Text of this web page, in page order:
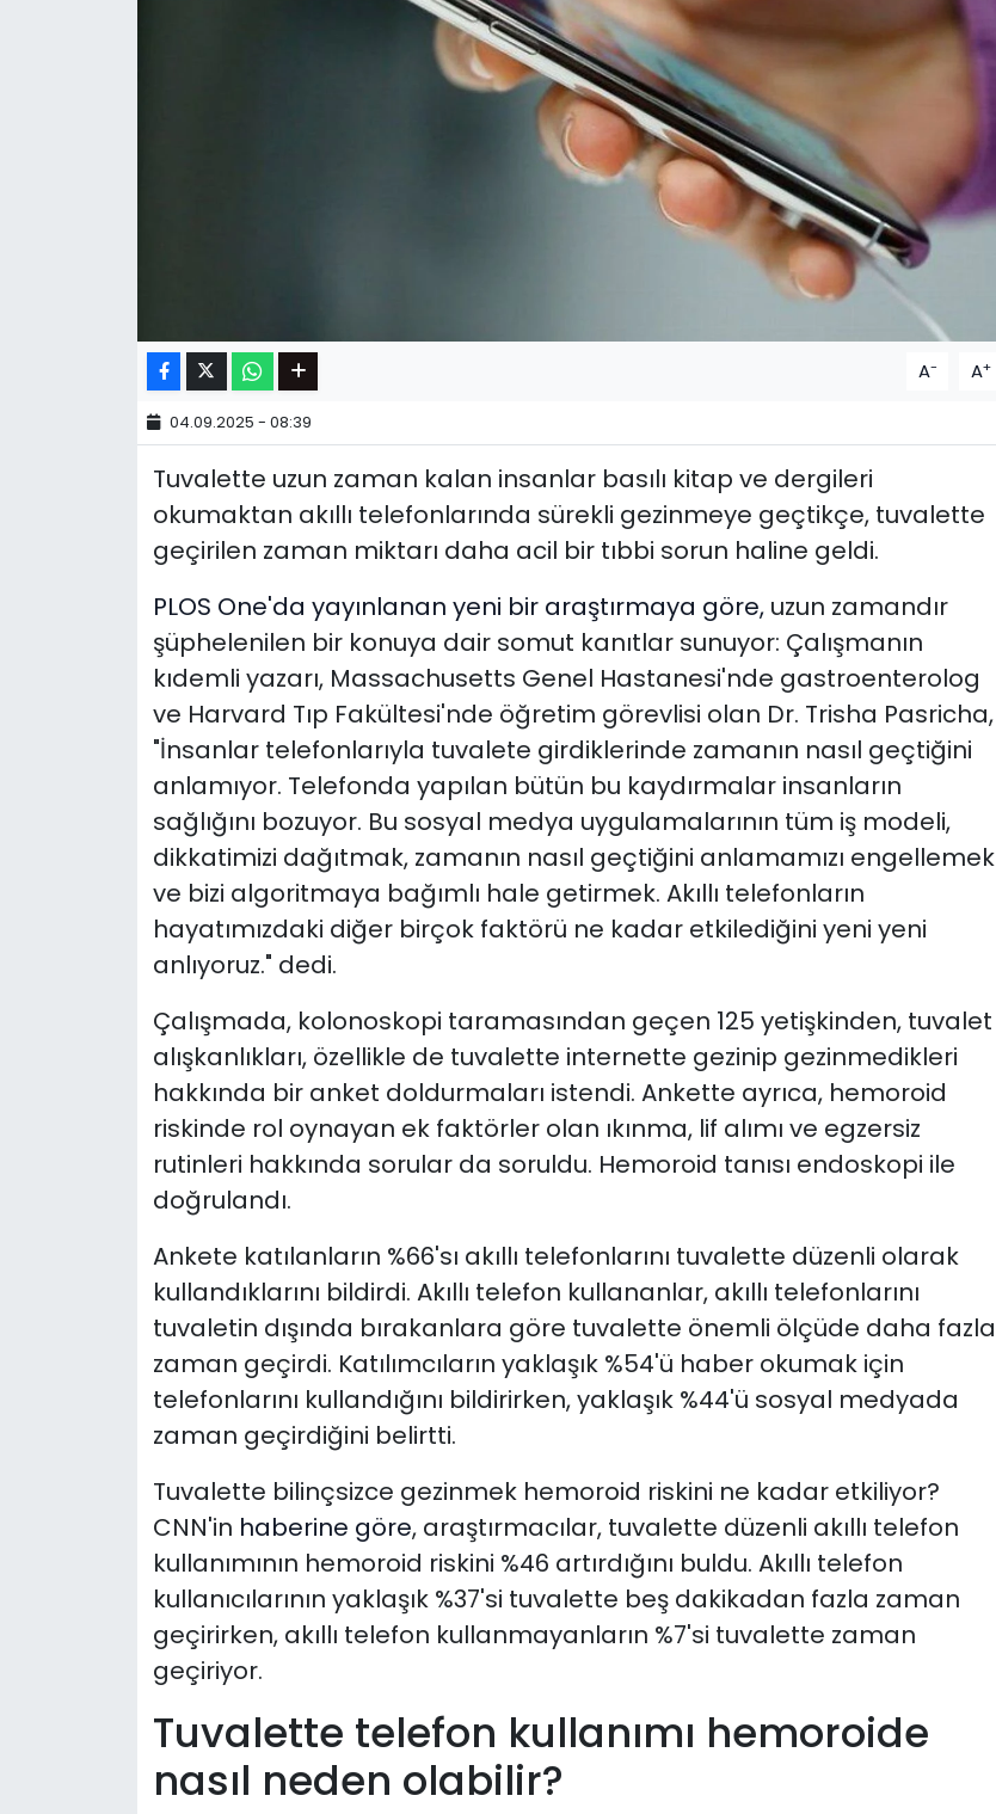
A- A+
04.09.2025 - 08:39
Tuvalette uzun zaman kalan insanlar basılı kitap ve dergileri
okumaktan akıllı telefonlarında sürekli gezinmeye geçtikçe, tuvalette
geçirilen zaman miktarı daha acil bir tıbbi sorun haline geldi.
PLOS One'da yayınlanan yeni bir araştırmaya göre, uzun zamandır
şüphelenilen bir konuya dair somut kanıtlar sunuyor: Çalışmanın
kıdemli yazarı, Massachusetts Genel Hastanesi'nde gastroenterolog
ve Harvard Tıp Fakültesi'nde öğretim görevlisi olan Dr. Trisha Pasricha,
"İnsanlar telefonlarıyla tuvalete girdiklerinde zamanın nasıl geçtiğini
anlamıyor. Telefonda yapılan bütün bu kaydırmalar insanların
sağlığını bozuyor. Bu sosyal medya uygulamalarının tüm iş modeli,
dikkatimizi dağıtmak, zamanın nasıl geçtiğini anlamamızı engellemek
ve bizi algoritmaya bağımlı hale getirmek. Akıllı telefonların
hayatımızdaki diğer birçok faktörü ne kadar etkilediğini yeni yeni
anlıyoruz." dedi.
Çalışmada, kolonoskopi taramasından geçen 125 yetişkinden, tuvalet
alışkanlıkları, özellikle de tuvalette internette gezinip gezinmedikleri
hakkında bir anket doldurmaları istendi. Ankette ayrıca, hemoroid
riskinde rol oynayan ek faktörler olan ıkınma, lif alımı ve egzersiz
rutinleri hakkında sorular da soruldu. Hemoroid tanısı endoskopi ile
doğrulandı.
Ankete katılanların %66'sı akıllı telefonlarını tuvalette düzenli olarak
kullandıklarını bildirdi. Akıllı telefon kullananlar, akıllı telefonlarını
tuvaletin dışında bırakanlara göre tuvalette önemli ölçüde daha fazla
zaman geçirdi. Katılımcıların yaklaşık %54'ü haber okumak için
telefonlarını kullandığını bildirirken, yaklaşık %44'ü sosyal medyada
zaman geçirdiğini belirtti.
Tuvalette bilinçsizce gezinmek hemoroid riskini ne kadar etkiliyor?
CNN'in haberine göre, araştırmacılar, tuvalette düzenli akıllı telefon
kullanımının hemoroid riskini %46 artırdığını buldu. Akıllı telefon
kullanıcılarının yaklaşık %37'si tuvalette beş dakikadan fazla zaman
geçirirken, akıllı telefon kullanmayanların %7'si tuvalette zaman
geçiriyor.
Tuvalette telefon kullanımı hemoroide
nasıl neden olabilir?